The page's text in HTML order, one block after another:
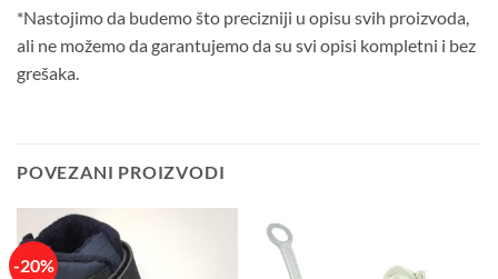
*Nastojimo da budemo što precizniji u opisu svih proizvoda,
ali ne možemo da garantujemo da su svi opisi kompletni i bez
grešaka.
POVEZANI PROIZVODI
-20%